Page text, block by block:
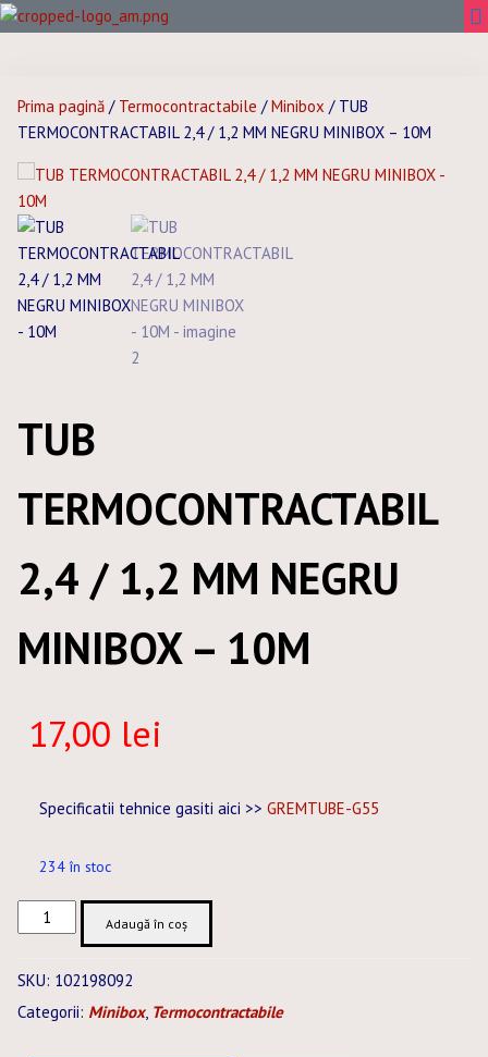
Prima pagină / Termocontractabile /Minibox / TUB
TERMOCONTRACTABIL 2,4 / 1,2 MM NEGRU MINIBOX – 10M
TUB
TERMOCONTRACTABIL
2,4 / 1,2 MM NEGRU
MINIBOX – 10M
17,00 lei
Specificatii tehnice gasiti aici >> GREMTUBE-G55
234 în stoc
Cantitate
TUB
2,4
/
Adaugă în coș
SKU: 102198092
Categorii: Minibox, Termocontractabile